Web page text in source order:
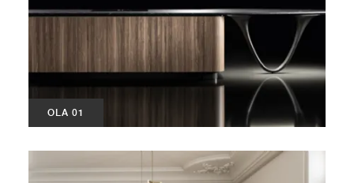
OLA 01